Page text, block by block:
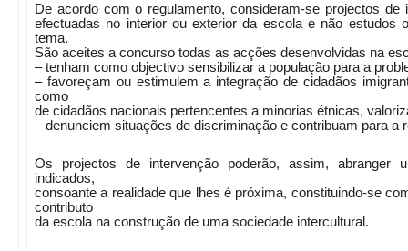
De acordo com o regulamento, consideram-se projectos de
efectuadas no interior ou exterior da escola e não estudos
tema.
São aceites a concurso todas as acções desenvolvidas na
– tenham como objectivo sensibilizar a população para a
– favoreçam ou estimulem a integração de cidadãos
como
de cidadãos nacionais pertencentes a minorias étnicas,
– denunciem situações de discriminação e contribuam para
Os projectos de intervenção poderão, assim, abranger
indicados,
consoante a realidade que lhes é próxima, constituindo-se
contributo
da escola na construção de uma sociedade intercultural.